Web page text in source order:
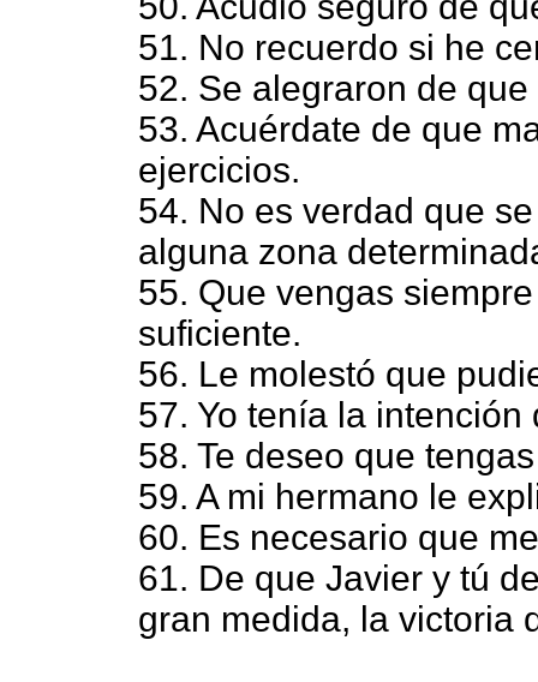
51. No recuerdo si he
52. Se alegraron de
53. Acuérdate de que
ejercicios.
54. No es verdad que
alguna zona
55. Que vengas
suficiente.
56. Le molestó que
57. Yo tenía la
58. Te deseo que
59. A mi hermano le
60. Es necesario que
61. De que Javier y tú
gran medida, la victoria